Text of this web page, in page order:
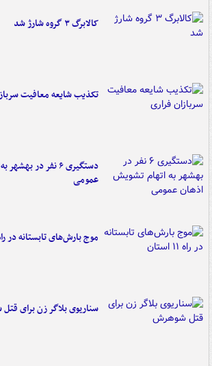
کالابرگ ۳ گروه شارژ شد
تکذیب شایعه معافیت
دستگیری ۶ نفر در
عمومی
موج بارش‌های تابستانه در راه ۱۱
سناریوی بلاگر زن برای